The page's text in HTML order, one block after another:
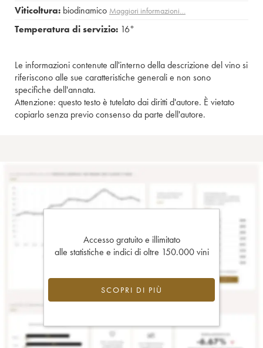
Viticoltura: biodinamico Maggiori informazioni…
Temperatura di servizio: 16°
Le informazioni contenute all'interno della descrizione del vino si
riferiscono alle sue caratteristiche generali e non sono
specifiche dell'annata.
Attenzione: questo testo è tutelato dai diritti d'autore. È vietato
copiarlo senza previo consenso da parte dell'autore.
Accesso gratuito e illimitato
alle statistiche e indici di oltre 150.000 vini
SCOPRI DI PIÙ